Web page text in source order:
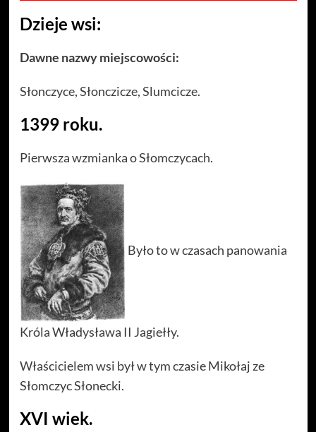
Dzieje wsi:
Dawne nazwy miejscowości:
Słonczyce, Słonczicze, Slumcicze.
1399 roku.
Pierwsza wzmianka o Słomczycach.
Było to w czasach panowania
Króla Władysława II Jagiełły.
Właścicielem wsi był w tym czasie Mikołaj ze
Słomczyc Słonecki.
XVI wiek.